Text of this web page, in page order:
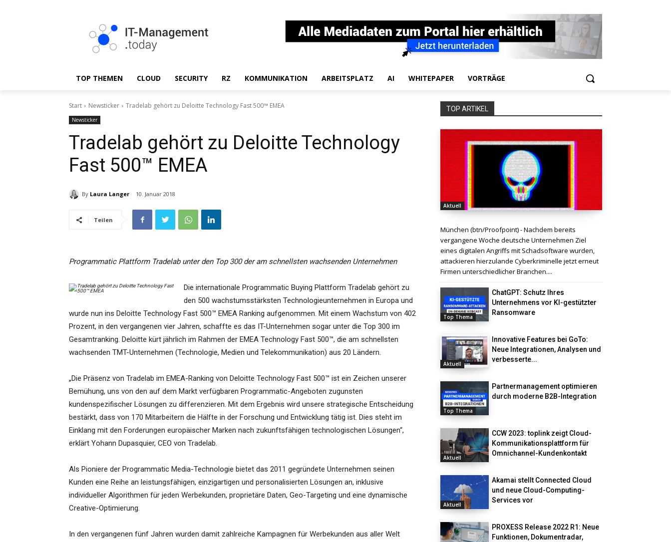
TOP THEMEN CLOUD SECURITY RZ KOMMUNIKATION ARBEITSPLATZ AI WHITEPAPER VORTRÄGE
Start Newsticker Tradelab gehört zu Deloitte Technology Fast 500™ EMEA
Newsticker
Tradelab gehört zu Deloitte Technology
Fast 500™ EMEA
By Laura Langer 10. Januar 2018
Teilen
Programmatic Plattform Tradelab unter den Top 300 der am schnellsten wachsenden Unternehmen
Die internationale Programmatic Buying Plattform Tradelab gehört zu
den 500 wachstumsstärksten Technologieunternehmen in Europa und
wurde nun ins Deloitte Technology Fast 500™ EMEA Ranking aufgenommen. Mit einem Wachstum von 402
Prozent, in den vergangenen vier Jahren, schaffte es das IT-Unternehmen sogar unter die Top 300 im
Gesamtranking. Deloitte kürt jährlich im Rahmen der EMEA Technology Fast 500™, die am schnellsten
wachsenden TMT-Unternehmen (Technologie, Medien und Telekommunikation) aus 20 Ländern.
„Die Präsenz von Tradelab im EMEA-Ranking von Deloitte Technology Fast 500™ ist ein Zeichen unserer
Bemühung, uns von den auf dem Markt verfügbaren Programmatic-Angeboten zugunsten
kundenspezifischer Lösungen zu differenzieren. Mit dem Ergebnis wird unsere strategische Entscheidung
bestärkt, dass von 170 Mitarbeitern die Hälfte in der Forschung und Entwicklung tätig ist. Dies steht im
Einklang mit den Forderungen europäischer Marken nach zukunftsfähigen technologischen Lösungen“,
erklärt Yohann Dupasquier, CEO von Tradelab.
Als Pioniere der Programmatic Media-Technologie bietet das 2011 gegründete Unternehmen seinen
Kunden eine Reihe an leistungsfähigen, einzigartigen und personalisierten Lösungen an, inklusive
individueller Algorithmen für jeden Werbekunden, proprietäre Daten, Geo-Targeting und eine dynamische
Creative-Optimierung.
In den vergangenen fünf Jahren wurden damit zahlreiche Kampagnen für Werbekunden aus aller Welt
TOP ARTIKEL
Aktuell
München (btn/Proofpoint) - Nachdem bereits
vergangene Woche deutsche Unternehmen Ziel
eines digitalen Angriffs mit Schadsoftware wurden,
attackieren hierzulande Cyberkriminelle jetzt erneut
Firmen unterschiedlicher Branchen....
Top Thema
ChatGPT: Schutz Ihres
Unternehmens vor KI-gestützter
Ransomware
Aktuell
Innovative Features bei GoTo:
Neue Integrationen, Analysen und
verbesserte...
Top Thema
Partnermanagement optimieren
durch moderne B2B-Integration
Aktuell
CCW 2023: toplink zeigt Cloud-
Kommunikationsplattform für
Omnichannel-Kundenkontakt
Aktuell
Akamai stellt Connected Cloud
und neue Cloud-Computing-
Services vor
PROXESS Release 2022 R1: Neue
Funktionen, Dokumentradar,